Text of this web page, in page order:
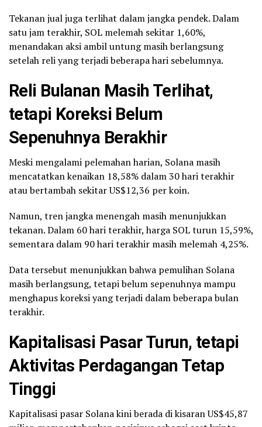
Tekanan jual juga terlihat dalam jangka pendek. Dalam
satu jam terakhir, SOL melemah sekitar 1,60%,
menandakan aksi ambil untung masih berlangsung
setelah reli yang terjadi beberapa hari sebelumnya.
Reli Bulanan Masih Terlihat,
tetapi Koreksi Belum
Sepenuhnya Berakhir
Meski mengalami pelemahan harian, Solana masih
mencatatkan kenaikan 18,58% dalam 30 hari terakhir
atau bertambah sekitar US$12,36 per koin.
Namun, tren jangka menengah masih menunjukkan
tekanan. Dalam 60 hari terakhir, harga SOL turun 15,59%,
sementara dalam 90 hari terakhir masih melemah 4,25%.
Data tersebut menunjukkan bahwa pemulihan Solana
masih berlangsung, tetapi belum sepenuhnya mampu
menghapus koreksi yang terjadi dalam beberapa bulan
terakhir.
Kapitalisasi Pasar Turun, tetapi
Aktivitas Perdagangan Tetap
Tinggi
Kapitalisasi pasar Solana kini berada di kisaran US$45,87